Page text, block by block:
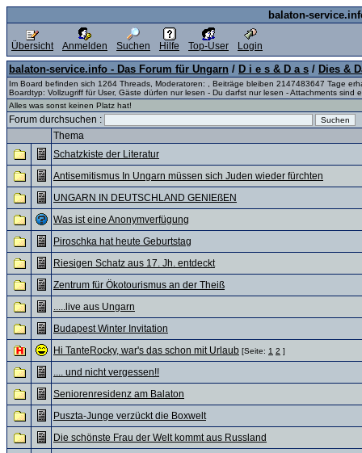
balaton-
Übersicht Anmelden Suchen Hilfe Top-User Login
balaton-service.info - Das Forum für Ungarn / D i e s & D a s / Dies &
Im Board befinden sich 1264 Threads, Moderatoren: , Beiträge bleiben 2147483647 Tage
Boardtyp: Vollzugriff für User, Gäste dürfen nur lesen - Du darfst nur lesen - Attachments sind
Alles was sonst keinen Platz hat!
Forum durchsuchen :
Thema
Schatzkiste der Literatur
Antisemitismus In Ungarn müssen sich Juden wieder fürchten
UNGARN IN DEUTSCHLAND GENIEßEN
Was ist eine Anonymverfügung
Piroschka hat heute Geburtstag
Riesigen Schatz aus 17. Jh. entdeckt
Zentrum für Ökotourismus an der Theiß
.....live aus Ungarn
Budapest Winter Invitation
Hi TanteRocky, war's das schon mit Urlaub [Seite: 1 2 ]
.... und nicht vergessen!!
Seniorenresidenz am Balaton
Puszta-Junge verzückt die Boxwelt
Die schönste Frau der Welt kommt aus Russland